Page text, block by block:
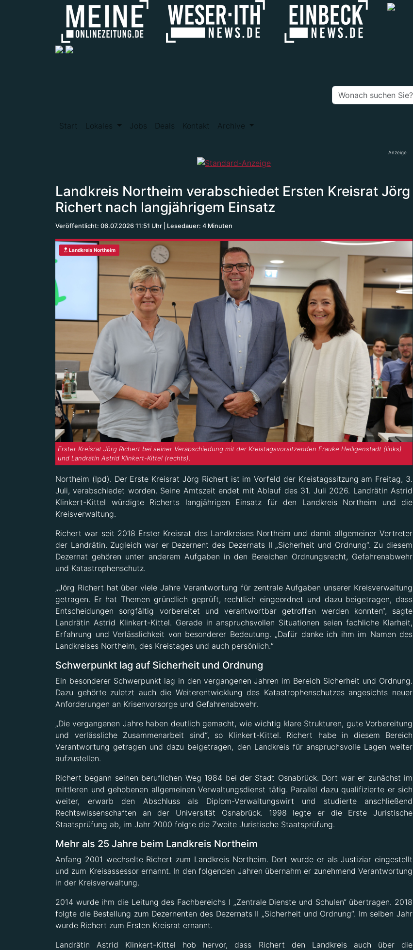
Start Lokales Jobs Deals Kontakt Archive
Anzeige
Landkreis Northeim verabschiedet Ersten Kreisrat Jörg
Richert nach langjährigem Einsatz
Veröffentlicht: 06.07.2026 11:51 Uhr Lesedauer: 4 Minuten
Landkreis Northeim
Erster Kreisrat Jörg Richert bei seiner Verabschiedung mit der Kreistagsvorsitzenden Frauke Heiligenstadt (links)
und Landrätin Astrid Klinkert-Kittel (rechts).
Northeim (lpd). Der Erste Kreisrat Jörg Richert ist im Vorfeld der Kreistagssitzung am Freitag, 3.
Juli, verabschiedet worden. Seine Amtszeit endet mit Ablauf des 31. Juli 2026. Landrätin Astrid
Klinkert-Kittel würdigte Richerts langjährigen Einsatz für den Landkreis Northeim und die
Kreisverwaltung.
Richert war seit 2018 Erster Kreisrat des Landkreises Northeim und damit allgemeiner Vertreter
der Landrätin. Zugleich war er Dezernent des Dezernats II „Sicherheit und Ordnung“. Zu diesem
Dezernat gehören unter anderem Aufgaben in den Bereichen Ordnungsrecht, Gefahrenabwehr
und Katastrophenschutz.
„Jörg Richert hat über viele Jahre Verantwortung für zentrale Aufgaben unserer Kreisverwaltung
getragen. Er hat Themen gründlich geprüft, rechtlich eingeordnet und dazu beigetragen, dass
Entscheidungen sorgfältig vorbereitet und verantwortbar getroffen werden konnten“, sagte
Landrätin Astrid Klinkert-Kittel. Gerade in anspruchsvollen Situationen seien fachliche Klarheit,
Erfahrung und Verlässlichkeit von besonderer Bedeutung. „Dafür danke ich ihm im Namen des
Landkreises Northeim, des Kreistages und auch persönlich.“
Schwerpunkt lag auf Sicherheit und Ordnung
Ein besonderer Schwerpunkt lag in den vergangenen Jahren im Bereich Sicherheit und Ordnung.
Dazu gehörte zuletzt auch die Weiterentwicklung des Katastrophenschutzes angesichts neuer
Anforderungen an Krisenvorsorge und Gefahrenabwehr.
„Die vergangenen Jahre haben deutlich gemacht, wie wichtig klare Strukturen, gute Vorbereitung
und verlässliche Zusammenarbeit sind“, so Klinkert-Kittel. Richert habe in diesem Bereich
Verantwortung getragen und dazu beigetragen, den Landkreis für anspruchsvolle Lagen weiter
aufzustellen.
Richert begann seinen beruflichen Weg 1984 bei der Stadt Osnabrück. Dort war er zunächst im
mittleren und gehobenen allgemeinen Verwaltungsdienst tätig. Parallel dazu qualifizierte er sich
weiter, erwarb den Abschluss als Diplom-Verwaltungswirt und studierte anschließend
Rechtswissenschaften an der Universität Osnabrück. 1998 legte er die Erste Juristische
Staatsprüfung ab, im Jahr 2000 folgte die Zweite Juristische Staatsprüfung.
Mehr als 25 Jahre beim Landkreis Northeim
Anfang 2001 wechselte Richert zum Landkreis Northeim. Dort wurde er als Justiziar eingestellt
und zum Kreisassessor ernannt. In den folgenden Jahren übernahm er zunehmend Verantwortung
in der Kreisverwaltung.
2014 wurde ihm die Leitung des Fachbereichs I „Zentrale Dienste und Schulen“ übertragen. 2018
folgte die Bestellung zum Dezernenten des Dezernats II „Sicherheit und Ordnung“. Im selben Jahr
wurde Richert zum Ersten Kreisrat ernannt.
Landrätin Astrid Klinkert-Kittel hob hervor, dass Richert den Landkreis auch über die